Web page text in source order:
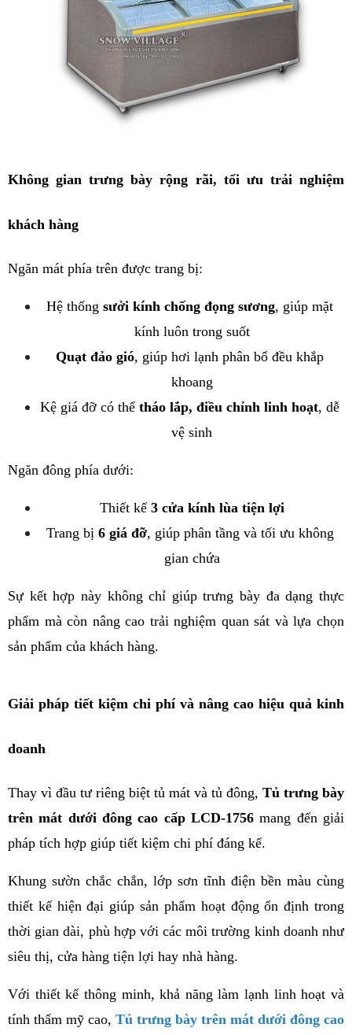
Không gian trưng bày rộng rãi, tối ưu trải nghiệm
khách hàng
Ngăn mát phía trên được trang bị:
Hệ thống sưởi kính chống đọng sương, giúp mặt
kính luôn trong suốt
Quạt đảo gió, giúp hơi lạnh phân bổ đều khắp
khoang
Kệ giá đỡ có thể tháo lắp, điều chỉnh linh hoạt, dễ
vệ sinh
Ngăn đông phía dưới:
Thiết kế 3 cửa kính lùa tiện lợi
Trang bị 6 giá đỡ, giúp phân tầng và tối ưu không
gian chứa
Sự kết hợp này không chỉ giúp trưng bày đa dạng thực
phẩm mà còn nâng cao trải nghiệm quan sát và lựa chọn
sản phẩm của khách hàng.
Giải pháp tiết kiệm chi phí và nâng cao hiệu quả kinh
doanh
Thay vì đầu tư riêng biệt tủ mát và tủ đông, Tủ trưng bày
trên mát dưới đông cao cấp LCD-1756 mang đến giải
pháp tích hợp giúp tiết kiệm chi phí đáng kể.
Khung sườn chắc chắn, lớp sơn tĩnh điện bền màu cùng
thiết kế hiện đại giúp sản phẩm hoạt động ổn định trong
thời gian dài, phù hợp với các môi trường kinh doanh như
siêu thị, cửa hàng tiện lợi hay nhà hàng.
Với thiết kế thông minh, khả năng làm lạnh linh hoạt và
tính thẩm mỹ cao, Tủ trưng bày trên mát dưới đông cao